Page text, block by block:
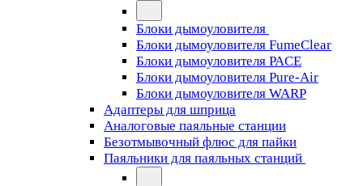
Блоки дымоуловителя
Блоки дымоуловителя FumeClear
Блоки дымоуловителя PACE
Блоки дымоуловителя Pure-Air
Блоки дымоуловителя WARP
Адаптеры для шприца
Аналоговые паяльные станции
Безотмывочный флюс для пайки
Паяльники для паяльных станций